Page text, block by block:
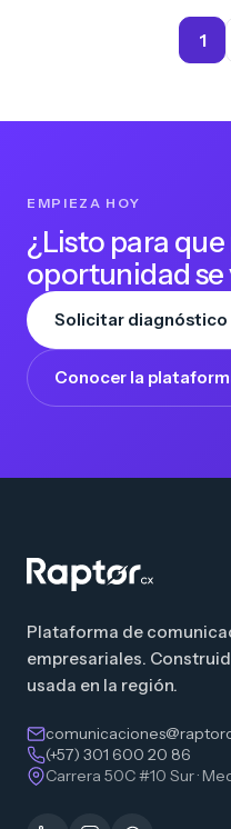
1
EMPIEZA HOY
¿Listo para
oportunidad se
Solicitar
Conocer la
Plataforma de
empresariales.
usada en la región.
(+57) 301 600 20 86
Carrera 50C #10 Sur ·